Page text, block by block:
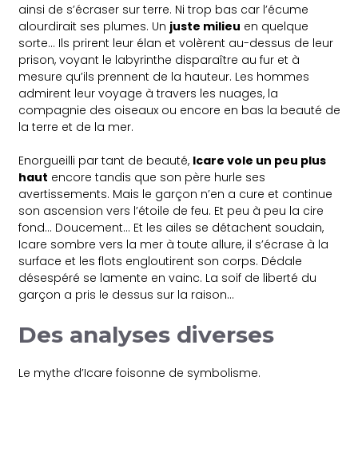
ainsi de s’écraser sur terre. Ni trop bas car l’écume
alourdirait ses plumes. Un juste milieu en quelque
sorte… Ils prirent leur élan et volèrent au-dessus de leur
prison, voyant le labyrinthe disparaître au fur et à
mesure qu’ils prennent de la hauteur. Les hommes
admirent leur voyage à travers les nuages, la
compagnie des oiseaux ou encore en bas la beauté de
la terre et de la mer.
Enorgueilli par tant de beauté, Icare vole un peu plus
haut encore tandis que son père hurle ses
avertissements. Mais le garçon n’en a cure et continue
son ascension vers l’étoile de feu. Et peu à peu la cire
fond… Doucement… Et les ailes se détachent soudain,
Icare sombre vers la mer à toute allure, il s’écrase à la
surface et les flots engloutirent son corps. Dédale
désespéré se lamente en vainc. La soif de liberté du
garçon a pris le dessus sur la raison…
Des analyses diverses
Le mythe d’Icare foisonne de symbolisme.